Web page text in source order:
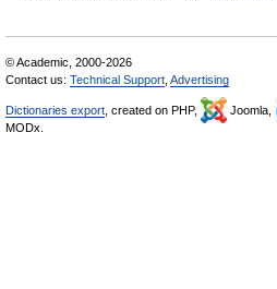
© Academic, 2000-2026
Contact us: Technical Support Advertising
Dictionaries export , created on PHP, Joomla,
MODx.